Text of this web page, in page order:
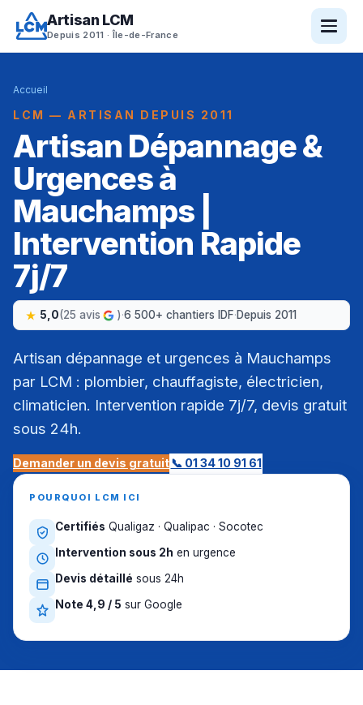
Artisan LCM
Depuis 2011 · Île-de-France
Accueil
LCM — ARTISAN DEPUIS 2011
Artisan Dépannage &
Urgences à
Mauchamps |
Intervention Rapide
7j/7
5,0(25 avis )·6 500+ chantiers IDF·Depuis 2011
Artisan dépannage et urgences à Mauchamps
par LCM : plombier, chauffagiste, électricien,
climaticien. Intervention rapide 7j/7, devis gratuit
sous 24h.
Demander un devis gratuit📞 01 34 10 91 61
POURQUOI LCM ICI
Certifiés Qualigaz · Qualipac · Socotec
Intervention sous 2h en urgence
Devis détaillé sous 24h
Note 4,9 / 5 sur Google